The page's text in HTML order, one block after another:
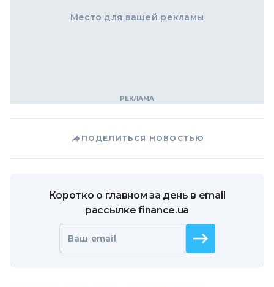
Место для вашей рекламы
ПОДЕЛИТЬСЯ НОВОСТЬЮ
Коротко о главном за день в email
рассылке finance.ua
Ваш email